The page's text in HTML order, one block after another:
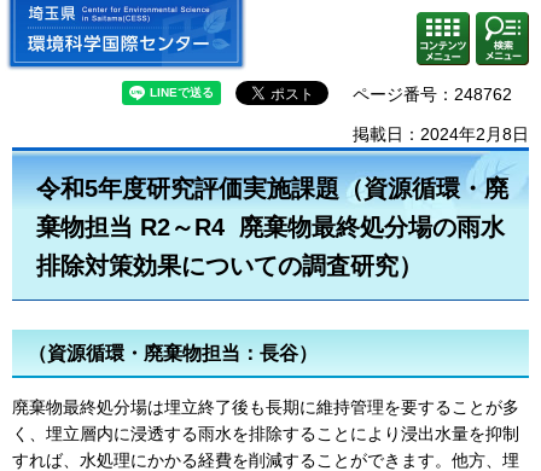
埼玉県 環境科学国際センター
コンテ
ンツメ
ニュー
検索・
共通メ
ニュー
ページ番号：248762
掲載日：2024年2月8日
令和5年度研究評価実施課題（資源循環・廃
棄物担当 R2～R4 廃棄物最終処分場の雨水
排除対策効果についての調査研究）
（資源循環・廃棄物担当：長谷）
廃棄物最終処分場は埋立終了後も長期に維持管理を要することが多
く、埋立層内に浸透する雨水を排除することにより浸出水量を抑制
すれば、水処理にかかる経費を削減することができます。他方、埋